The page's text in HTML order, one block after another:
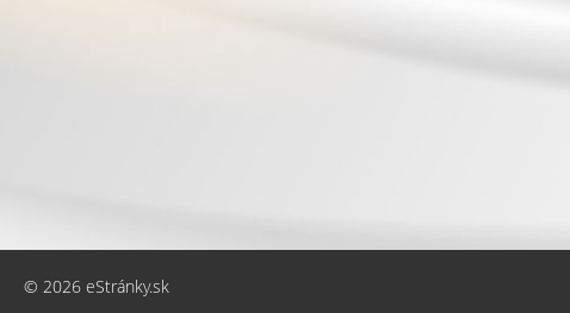
© 2026 eStránky.sk